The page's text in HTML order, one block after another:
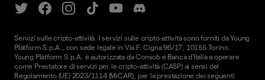
Servizi sulle cripto-attività. I servizi sulle cripto-attività sono forniti da Young
Platform S.p.A., con sede legale in Via F. Cigna 96/17, 10155 Torino.
Young Platform S.p.A. è autorizzata da Consob e Banca d'Italia a operare
come Prestatore di servizi per le cripto-attività (CASP) ai sensi del
Regolamento (UE) 2023/1114 (MiCAR), per la prestazione dei seguenti